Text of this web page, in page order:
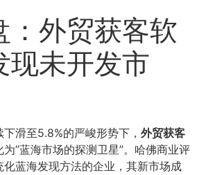
：外贸获客软
现未开发市
滑至5.8%的严峻形势下， 外贸获客
”蓝海市场的探测卫星”。哈佛商业评
蓝海发现方法的企业，其新市场成